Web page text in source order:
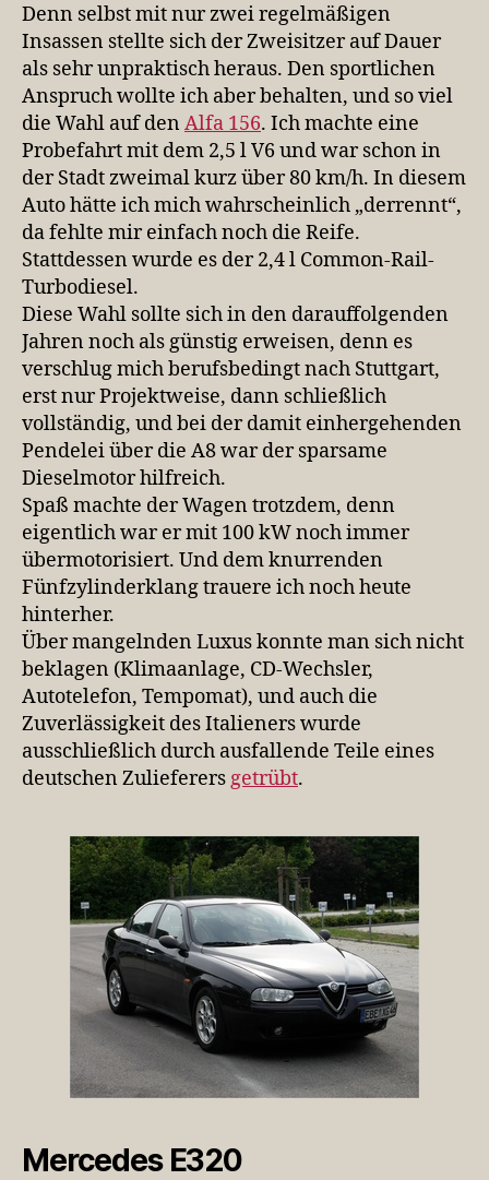
Denn selbst mit nur zwei regelmäßigen
Insassen stellte sich der Zweisitzer auf Dauer
als sehr unpraktisch heraus. Den sportlichen
Anspruch wollte ich aber behalten, und so viel
die Wahl auf den Alfa 156. Ich machte eine
Probefahrt mit dem 2,5 l V6 und war schon in
der Stadt zweimal kurz über 80 km/h. In diesem
Auto hätte ich mich wahrscheinlich „derrennt“,
da fehlte mir einfach noch die Reife.
Stattdessen wurde es der 2,4 l Common-Rail-
Turbodiesel.
Diese Wahl sollte sich in den darauffolgenden
Jahren noch als günstig erweisen, denn es
verschlug mich berufsbedingt nach Stuttgart,
erst nur Projektweise, dann schließlich
vollständig, und bei der damit einhergehenden
Pendelei über die A8 war der sparsame
Dieselmotor hilfreich.
Spaß machte der Wagen trotzdem, denn
eigentlich war er mit 100 kW noch immer
übermotorisiert. Und dem knurrenden
Fünfzylinderklang trauere ich noch heute
hinterher.
Über mangelnden Luxus konnte man sich nicht
beklagen (Klimaanlage, CD-Wechsler,
Autotelefon, Tempomat), und auch die
Zuverlässigkeit des Italieners wurde
ausschließlich durch ausfallende Teile eines
deutschen Zulieferers getrübt.
Mercedes E320